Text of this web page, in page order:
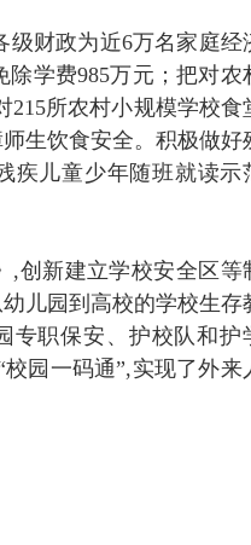
级财政为近6万名家庭经
除学费985万元；把对农
215所农村小规模学校食
生饮食安全。积极做好
疾儿童少年随班就读示
创新建立学校安全区等
儿园到高校的学校生存
专职保安、护校队和护
园一码通”,实现了外来